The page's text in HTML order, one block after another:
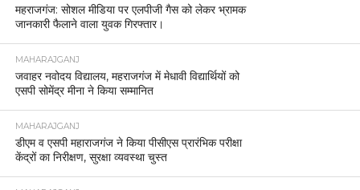
महराजगंज: सोशल मीडिया पर एलपीजी गैस को लेकर भ्रामक
जानकारी फैलाने वाला युवक गिरफ्तार।
MAHARAJGANJ
जवाहर नवोदय विद्यालय, महराजगंज में मेधावी विद्यार्थियों को
एसपी सोमेंद्र मीना ने किया सम्मानित
MAHARAJGANJ
डीएम व एसपी महाराजगंज ने किया पीसीएस प्रारंभिक परीक्षा
केंद्रों का निरीक्षण, सुरक्षा व्यवस्था चुस्त